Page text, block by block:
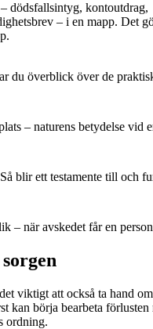
dödsfallsintyg, kontoutdrag,
– i en mapp. Det
du överblick över de
– naturens betydelse vid
blir ett testamente till och
– när avskedet får en
viktigt att också ta hand
kan börja bearbeta förlusten
ordning.